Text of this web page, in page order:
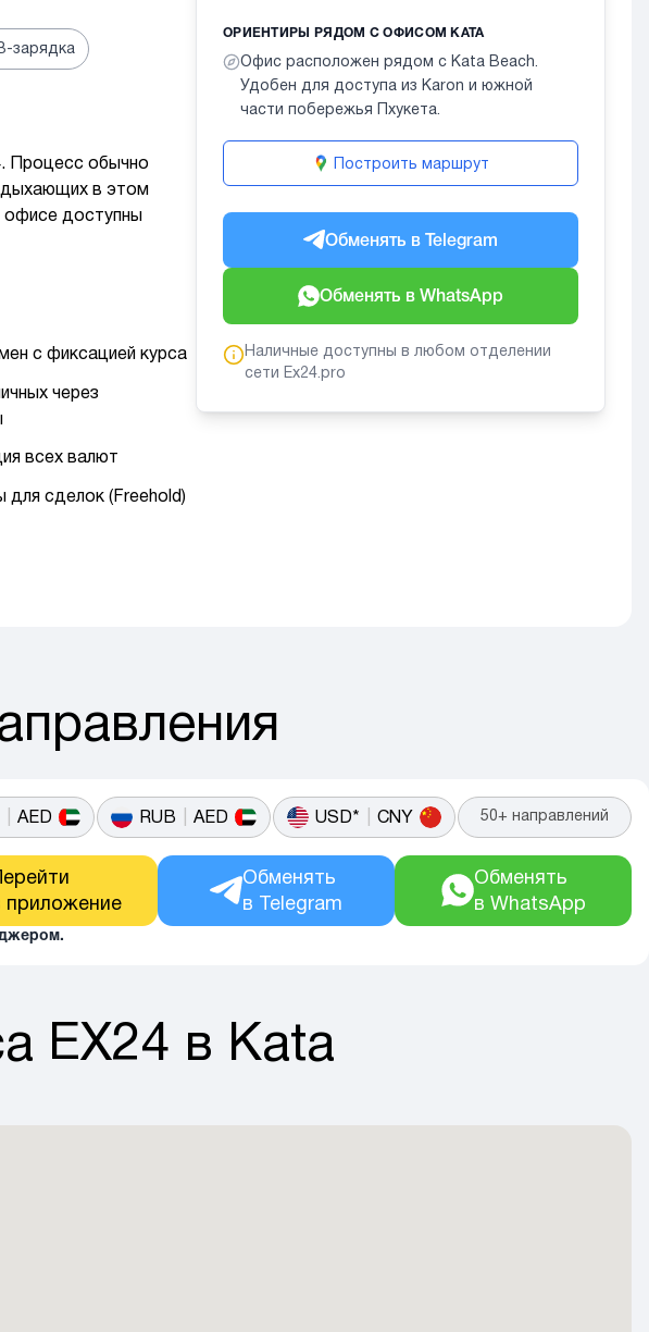
зарядка
Процесс обычно
в этом
офисе доступны
с фиксацией курса
через
всех валют
для сделок (Freehold)
ОРИЕНТИРЫ РЯДОМ С ОФИСОМ KATA
Офис расположен рядом с Kata Beach.
Удобен для доступа из Karon и южной
части побережья Пхукета.
Построить маршрут
Обменять в Telegram
Обменять в WhatsApp
Наличные доступны в любом отделении
сети Ex24.pro
AED RUB AED USD* CNY 50+ направлений
Перейти
приложение
Обменять
в Telegram
Обменять
в WhatsApp
EX24 в Kata